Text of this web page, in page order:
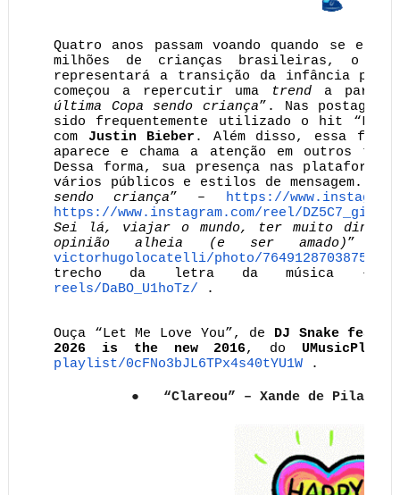
Quatro anos passam voando quando se
milhões de crianças brasileiras, o
representará a transição da infância para
começou a repercutir uma
trend a partir
última Copa sendo criança”. Nas postagens
sido frequentemente utilizado o hit “Let
com Justin Bieber . Além disso, essa faixa
aparece e chama a atenção em outros
Dessa forma, sua presença nas
vários públicos e estilos de mensagem.
sendo criança” – https://
https://www.instagram.com/reel/DZ5C7_giIZL/
Sei lá, viajar o mundo, ter muito
opinião alheia (e ser amado)”
victorhugolocatelli/photo/
trecho da letra da música –
reels/DaBO_U1hoTz/ .
Ouça “Let Me Love You”, de DJ Snake feat.
2026 is the new 2016, do UMusicPlay
playlist/0cFNo3bJL6TPx4s40tYU1W.
● “Clareou” – Xande de Pilares